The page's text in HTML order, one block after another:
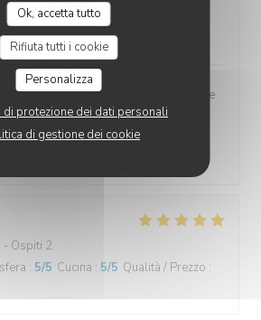
Ok, accetta tutto
Rifiuta tutti i cookie
Personalizza
di protezione dei dati personali
di gestione dei cookie
: 5/5 Cucina:
de se retrouver dans votre cadre
est excellente et l'accueil
votre adresse à nos
- Ospiti 2
: 5/5 Cucina : 5/5 Qualità / Prezzo :